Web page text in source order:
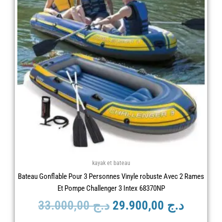
kayak et bateau
Bateau Gonflable Pour 3 Personnes Vinyle robuste Avec 2 Rames
Et Pompe Challenger 3 Intex 68370NP
د.ج33.000,00
était :
د.ج 33.000,00.
د.ج
est :